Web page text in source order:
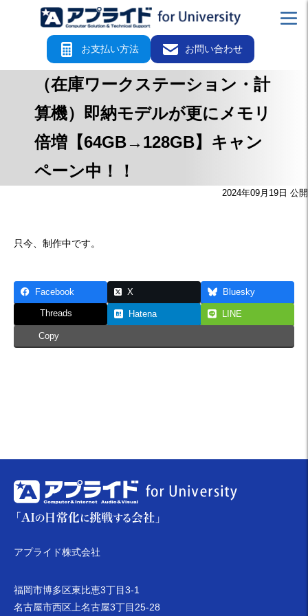
お支払い方法 お問い合わせ
（在庫ワークステーション・計
算機）即納モデルが更にメモリ
倍増【64GB→128GB】キャン
ペーン中！！
2024年09月19日 公開
只今、制作中です。
Facebook X Bluesky
Threads Hatena LINE
Copy
アプライド株式会社
福岡市博多区東比恵3丁目3-1
名古屋市西区上名古屋3丁目25-28